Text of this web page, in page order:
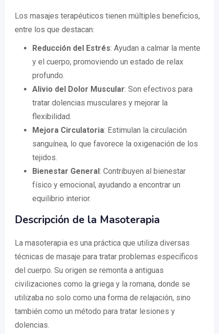
Los masajes terapéuticos tienen múltiples beneficios,
entre los que destacan:
Reducción del Estrés: Ayudan a calmar la mente
y el cuerpo, promoviendo un estado de relax
profundo.
Alivio del Dolor Muscular: Son efectivos para
tratar dolencias musculares y mejorar la
flexibilidad.
Mejora Circulatoria: Estimulan la circulación
sanguínea, lo que favorece la oxigenación de los
tejidos.
Bienestar General: Contribuyen al bienestar
físico y emocional, ayudando a encontrar un
equilibrio interior.
Descripción de la Masoterapia
La masoterapia es una práctica que utiliza diversas
técnicas de masaje para tratar problemas específicos
del cuerpo. Su origen se remonta a antiguas
civilizaciones como la griega y la romana, donde se
utilizaba no solo como una forma de relajación, sino
también como un método para tratar lesiones y
dolencias.